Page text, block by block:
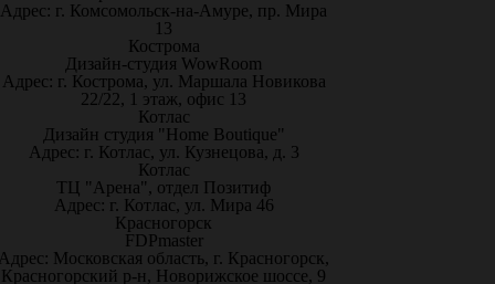
Адрес: г. Комсомольск-на-Амуре, пр. Мира
13
Кострома
Дизайн-студия WowRoom
Адрес: г. Кострома, ул. Маршала Новикова
22/22, 1 этаж, офис 13
Котлас
Дизайн студия "Home Boutique"
Адрес: г. Котлас, ул. Кузнецова, д. 3
Котлас
ТЦ "Арена", отдел Позитиф
Адрес: г. Котлас, ул. Мира 46
Красногорск
FDPmaster
Московская область, г. Красногорск,
Красногорский р-н, Новорижское шоссе, 9